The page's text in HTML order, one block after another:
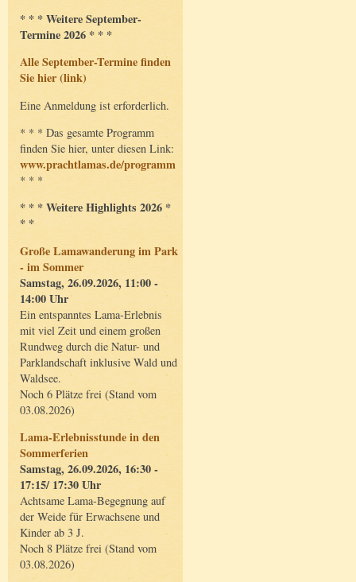
* * * Weitere September-
Termine 2026 * * *
Alle September-Termine finden
Sie hier (link)
Eine Anmeldung ist erforderlich.
* * * Das gesamte Programm
finden Sie hier, unter diesen Link:
www.prachtlamas.de/programm
* * *
* * * Weitere Highlights 2026 *
* *
Große Lamawanderung im Park
- im Sommer
Samstag, 26.09.2026, 11:00 -
14:00 Uhr
Ein entspanntes Lama-Erlebnis
mit viel Zeit und einem großen
Rundweg durch die Natur- und
Parklandschaft inklusive Wald und
Waldsee.
Noch 6 Plätze frei (Stand vom
03.08.2026)
Lama-Erlebnisstunde in den
Sommerferien
Samstag, 26.09.2026, 16:30 -
17:15/ 17:30 Uhr
Achtsame Lama-Begegnung auf
der Weide für Erwachsene und
Kinder ab 3 J.
Noch 8 Plätze frei (Stand vom
03.08.2026)